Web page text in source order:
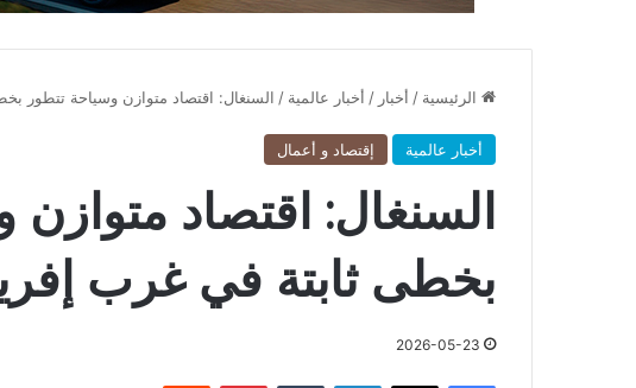
الرئيسية / أخبار / أخبار عالمية / السنغال: اقتصاد متوازن وسياحة تتطور
أخبار عالمية إقتصاد و أعمال
السنغال: اقتصاد متوازن
بخطى ثابتة في غرب
2026-05-23